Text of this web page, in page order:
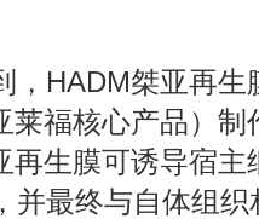
，HADM桀亚再
莱福核心产品）
再生膜可诱导宿
并最终与自体组